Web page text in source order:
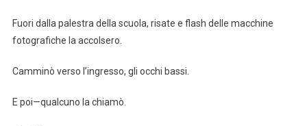
Fuori dalla palestra della scuola, risate e flash delle macchine
fotografiche la accolsero.
Camminò verso l’ingresso, gli occhi bassi.
E poi—qualcuno la chiamò.